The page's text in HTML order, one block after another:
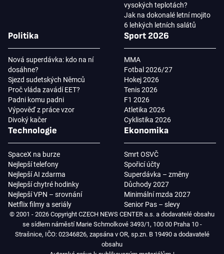
vysokých teplotách?
Jak na dokonalé letní mojito
6 lehkých letních salátů
Politika
Nová superdávka: kdo na ní
dosáhne?
Sjezd sudetských Němců
Proč vláda zavádí EET?
Padni komu padni
Výpověď z práce vzor
Divoký kačer
Sport 2026
MMA
Fotbal 2026/27
Hokej 2026
Tenis 2026
F1 2026
Atletika 2026
Cyklistika 2026
Technologie
SpaceX na burze
Nejlepší telefony
Nejlepší AI zdarma
Nejlepší chytré hodinky
Nejlepší VPN – srovnání
Netflix filmy a seriály
Ekonomika
Smrt OSVČ
Spořicí účty
Superdávka – změny
Důchody 2027
Minimální mzda 2027
Senior Pas – slevy
© 2001 - 2026 Copyright CZECH NEWS CENTER a.s. a dodavatelé obsahu
se sídlem náměstí Marie Schmolkové 3493/1, 100 00 Praha 10 -
Strašnice, IČO: 02346826, zapsána v OR, sp.zn. B 19490 a dodavatelé
obsahu